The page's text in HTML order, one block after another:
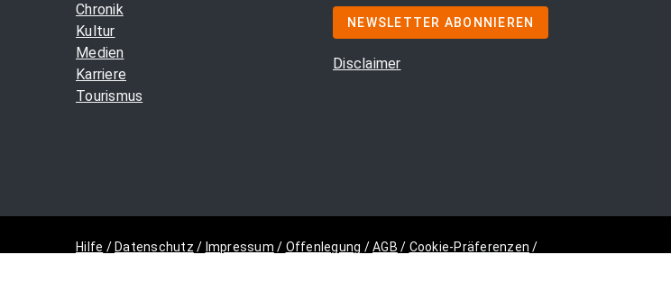
Chronik
Kultur
Medien
Karriere
Tourismus
NEWSLETTER ABONNIEREN
Disclaimer
Hilfe / Datenschutz / Impressum / Offenlegung /AGB / Cookie-Präferenzen /